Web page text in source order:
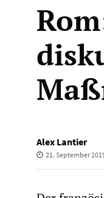
Alex Lantier
21. September